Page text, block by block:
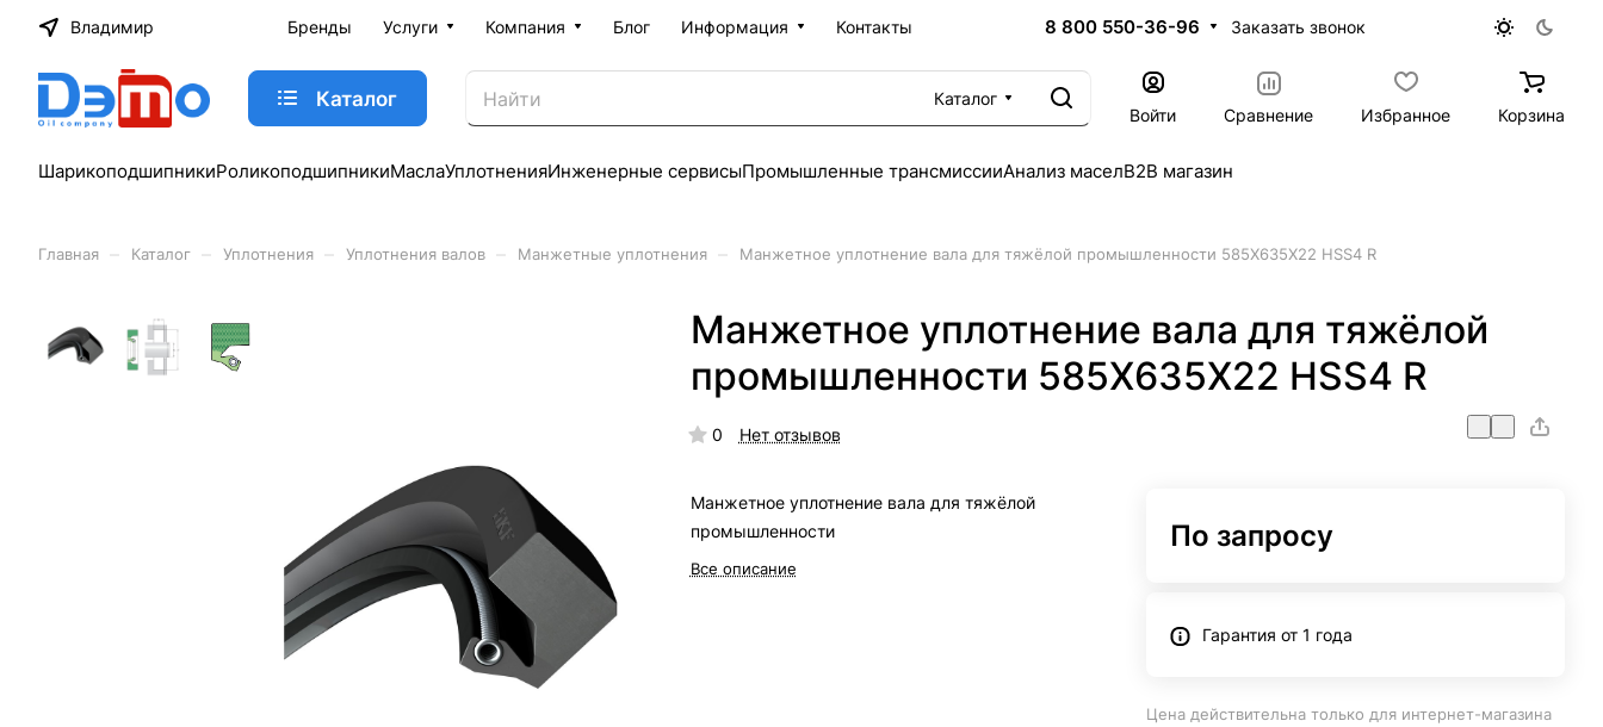
Владимир Бренды Услуги Компания Блог Информация Контакты 8 800 550-36-96 Заказать звонок
Каталог
Каталог
Войти
Сравнение Избранное Корзина
ШарикоподшипникиРоликоподшипникиМаслаУплотненияИнженерные сервисыПромышленные трансмиссииАнализ маселB2B магазин
Главная Каталог Уплотнения Уплотнения валов Манжетные уплотнения Манжетное уплотнение вала для тяжёлой промышленности 585X635X22 HSS4 R
Манжетное уплотнение вала для тяжёлой
промышленности 585X635X22 HSS4 R
0 Нет отзывов
Манжетное уплотнение вала для тяжёлой
промышленности
Все описание
По запросу
Гарантия от 1 года
Цена действительна только для интернет-магазина